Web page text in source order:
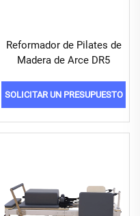
Reformador de Pilates de
Madera de Arce DR5
SOLICITAR UN PRESUPUESTO